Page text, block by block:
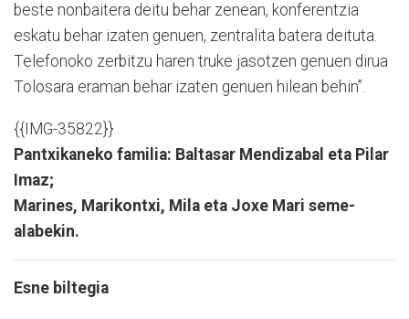
beste nonbaitera deitu behar zenean, konferentzia
eskatu behar izaten genuen, zentralita batera deituta.
Telefonoko zerbitzu haren truke jasotzen genuen dirua
Tolosara eraman behar izaten genuen hilean behin”.
{{IMG-35822}}
Pantxikaneko familia: Baltasar Mendizabal eta Pilar
Imaz;
Marines, Marikontxi, Mila eta Joxe Mari seme-
alabekin.
Esne biltegia